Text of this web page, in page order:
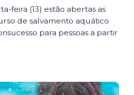
feira (13) estão abertas as
de salvamento aquático
para pessoas a partir